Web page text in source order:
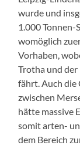
wurde und
1.000 Tonnen-
womöglich
Vorhaben,
Trotha und der
fährt. Auch die
zwischen
hätte massive
somit arten-
dem Bereich